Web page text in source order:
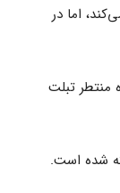
را در تاریخ ۱۴ مهرماه برگزار می‌کند، اما در
منتطر تبلت